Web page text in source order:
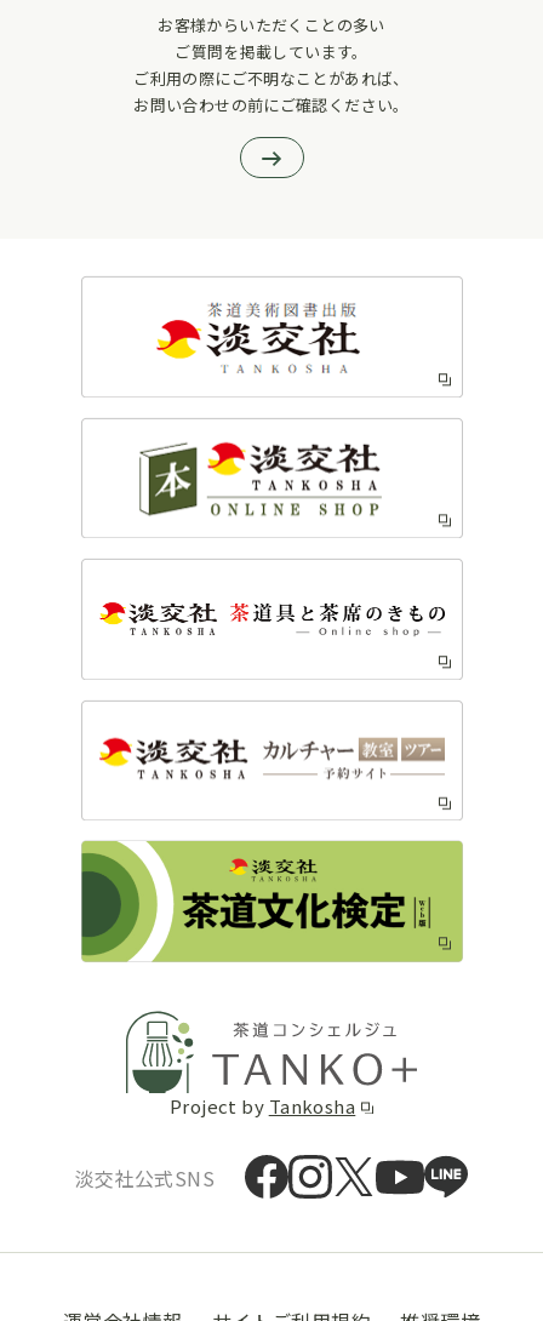
お客様からいただくことの多い
ご質問を掲載しています。
ご利用の際にご不明なことがあれば、
お問い合わせの前にご確認ください。
Project by Tankosha
淡交社公式SNS